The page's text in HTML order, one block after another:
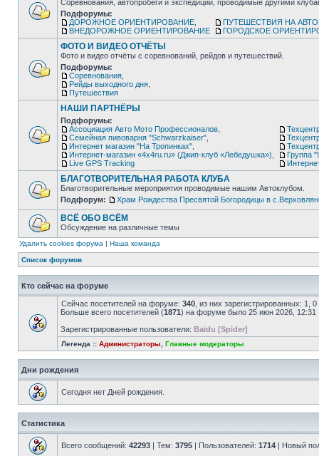
Соревнования, автопробеги и экспедиции, проводимые другими
Подфорумы:
ДОРОЖНОЕ ОРИЕНТИРОВАНИЕ
ВНЕДОРОЖНОЕ ОРИЕНТИРОВАНИЕ
ПУТЕШЕСТВИЯ НА
ГОРОДСКОЕ
ФОТО И ВИДЕО ОТЧЁТЫ
Фото и видео отчёты с соревнований, рейдов и путешествий.
Подфорумы:
Соревнования
Рейды выходного дня
Путешествия
НАШИ ПАРТНЁРЫ
Подфорумы:
Ассоциация Авто Мото Профессионалов
Семейная пивоварня "Schwarzkaiser"
Интернет магазин "На Тропинках"
Интернет-магазин «4х4ru.ru» (Джип-клуб «Лебедушка»)
Live GPS Tracking
Группа
БЛАГОТВОРИТЕЛЬНАЯ РАБОТА КЛУБА
Благотворительные мероприятия проводимые нашим Автоклубом.
Подфорум:
Храм Рождества Пресвятой Богородицы в
ВСЁ ОБО ВСЁМ
Обсуждение на различные темы
Удалить cookies форума | Наша команда
Список форумов
Кто сейчас на форуме
Сейчас посетителей на форуме: 340 , из них зарегистрированных: 1,
Больше всего посетителей (1871) на форуме было 25 июн 2026, 12:31
Зарегистрированные пользователи: Baidu [Spider]
Легенда :: Администраторы Главные модераторы
Дни рождения
Сегодня нет Дней рождения.
Статистика
Всего сообщений: 42293 | Тем: 3795 | Пользователей: 1714 | Новый